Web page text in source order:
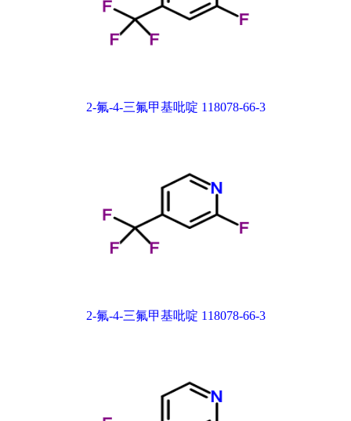
2-氟-4-三氟甲基吡啶 118078-66-3
2-氟-4-三氟甲基吡啶 118078-66-3